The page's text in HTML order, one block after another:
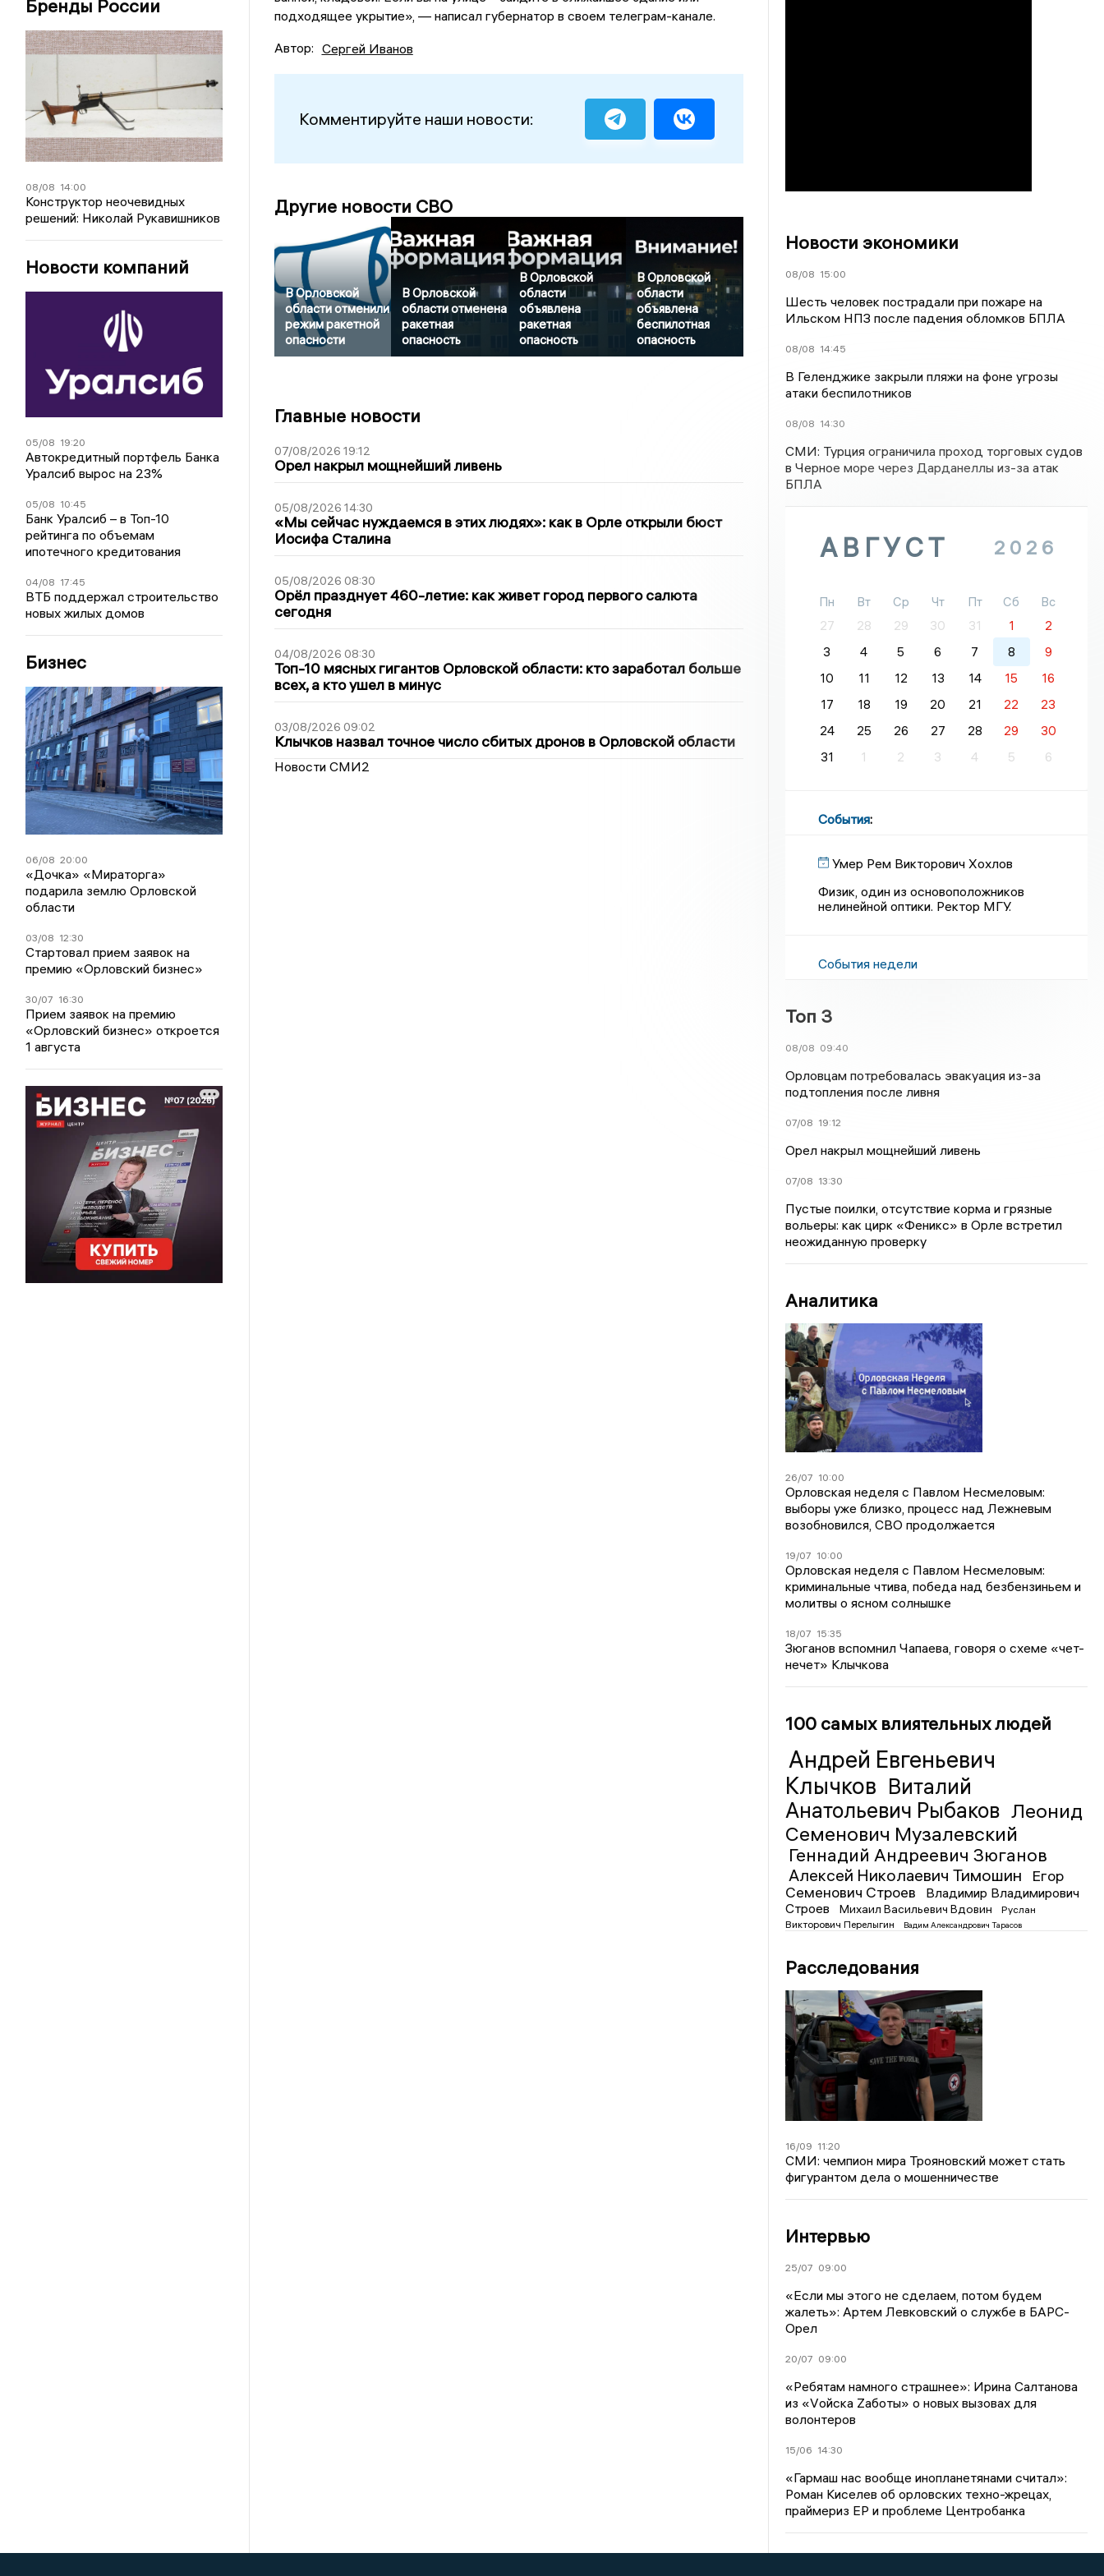
Бренды России
08/08 14:00
Конструктор неочевидных
решений: Николай Рукавишников
Новости компаний
05/08 19:20
Автокредитный портфель Банка
Уралсиб вырос на 23%
05/08 10:45
Банк Уралсиб – в Топ-10
рейтинга по объемам
ипотечного кредитования
04/08 17:45
ВТБ поддержал строительство
новых жилых домов
Бизнес
06/08 20:00
«Дочка» «Мираторга»
подарила землю Орловской
области
03/08 12:30
Стартовал прием заявок на
премию «Орловский бизнес»
30/07 16:30
Прием заявок на премию
«Орловский бизнес» откроется
1 августа
подходящее укрытие», — написал губернатор в своем телеграм-канале.
Автор: Сергей Иванов
Комментируйте наши новости:
Другие новости СВО
В Орловской
области отменили
режим ракетной
опасности
В Орловской
области отменена
ракетная
опасность
В Орловской
области
объявлена
ракетная
опасность
В Орловской
области
объявлена
беспилотная
опасность
Главные новости
07/08/2026 19:12
Орел накрыл мощнейший ливень
05/08/2026 14:30
«Мы сейчас нуждаемся в этих людях»: как в Орле открыли бюст
Иосифа Сталина
05/08/2026 08:30
Орёл празднует 460-летие: как живет город первого салюта
сегодня
04/08/2026 08:30
Топ-10 мясных гигантов Орловской области: кто заработал больше
всех, а кто ушел в минус
03/08/2026 09:02
Клычков назвал точное число сбитых дронов в Орловской области
Новости СМИ2
Новости экономики
08/08 15:00
Шесть человек пострадали при пожаре на
Ильском НПЗ после падения обломков БПЛА
08/08 14:45
В Геленджике закрыли пляжи на фоне угрозы
атаки беспилотников
08/08 14:30
СМИ: Турция ограничила проход торговых судов
в Черное море через Дарданеллы из-за атак
БПЛА
АВГУСТ 2026
Пн Вт Ср Чт Пт Сб
Вс
27
28 29 30 31 1
2
3
4 5 6 7 8
9
10
11 12 13 14 15
16
17
18 19 20 21 22
23
24
25 26 27 28 29
30
31
1 2 3 4 5 6
События:
Умер Рем Викторович Хохлов
Физик, один из основоположников
нелинейной оптики. Ректор МГУ.
События недели
Топ 3
08/08 09:40
Орловцам потребовалась эвакуация из-за
подтопления после ливня
07/08 19:12
Орел накрыл мощнейший ливень
07/08 13:30
Пустые поилки, отсутствие корма и грязные
вольеры: как цирк «Феникс» в Орле встретил
неожиданную проверку
Аналитика
26/07 10:00
Орловская неделя с Павлом Несмеловым:
выборы уже близко, процесс над Лежневым
возобновился, СВО продолжается
19/07 10:00
Орловская неделя с Павлом Несмеловым:
криминальные чтива, победа над безбензиньем и
молитвы о ясном солнышке
18/07 15:35
Зюганов вспомнил Чапаева, говоря о схеме «чет-
нечет» Клычкова
100 самых влиятельных людей
Андрей Евгеньевич
Клычков Виталий
Анатольевич Рыбаков Леонид
Семенович Музалевский
Геннадий Андреевич Зюганов
Алексей Николаевич Тимошин
Егор
Семенович Строев
Владимир Владимирович
Строев
Михаил Васильевич Вдовин
Руслан
Викторович Перелыгин
Вадим Александрович Тарасов
Расследования
16/09 11:20
СМИ: чемпион мира Трояновский может стать
фигурантом дела о мошенничестве
Интервью
25/07 09:00
«Если мы этого не сделаем, потом будем
жалеть»: Артем Левковский о службе в БАРС-
Орел
20/07 09:00
«Ребятам намного страшнее»: Ирина Салтанова
из «Vойска Zаботы» о новых вызовах для
волонтеров
15/06 14:30
«Гармаш нас вообще инопланетянами считал»:
Роман Киселев об орловских техно-жрецах,
праймериз ЕР и проблеме Центробанка